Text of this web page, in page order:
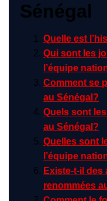
Sénégal
Quelle est
Qui sont les
l’équipe
Comment se
au Sénégal?
Quels sont
au Sénégal?
Quelles sont
l’équipe
Existe-t-il des
renommées